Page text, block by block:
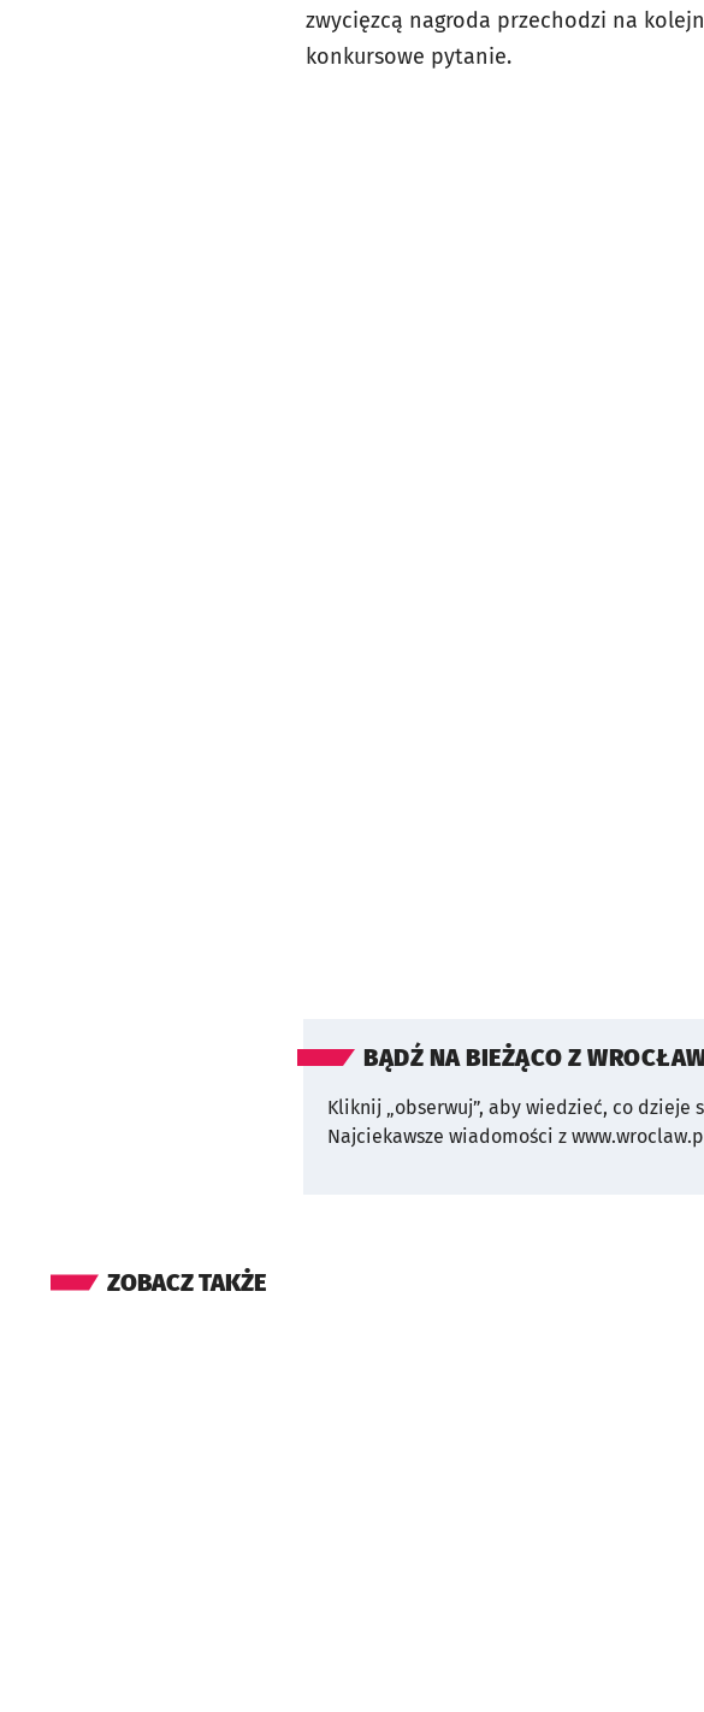
zwycięzcą nagroda przechodzi na
konkursowe pytanie.
BĄDŹ NA BIEŻĄCO Z
Kliknij „obserwuj”, aby wiedzieć, co dzieje
Najciekawsze wiadomości z
ZOBACZ TAKŻE